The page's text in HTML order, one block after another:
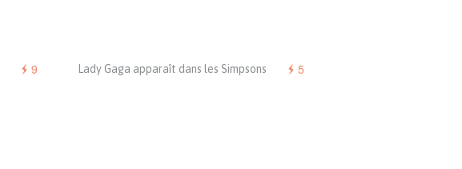
9 5
Lady Gaga apparaît dans les Simpsons